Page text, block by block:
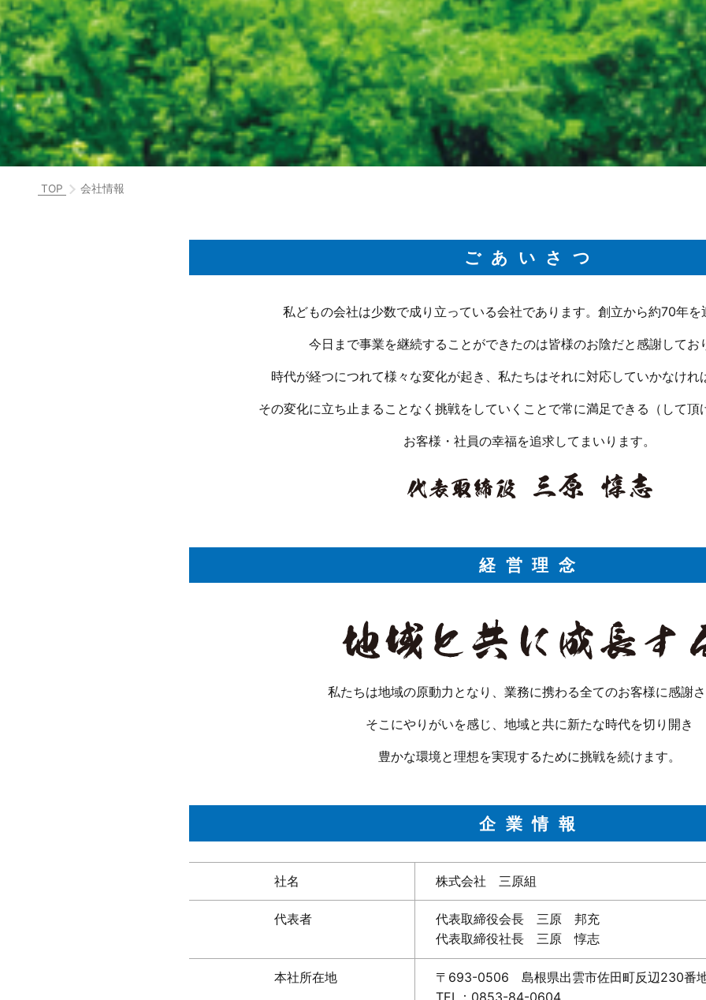
TOP 会社情報
ごあいさつ
私どもの会社は少数で成り立っている会社であります。創立から約70年を
今日まで事業を継続することができたのは皆様のお陰だと感謝してお
時代が経つにつれて様々な変化が起き、私たちはそれに対応していかなけれ
その変化に立ち止まることなく挑戦をしていくことで常に満足できる（して頂
お客様・社員の幸福を追求してまいります。
経営理念
私たちは地域の原動力となり、業務に携わる全てのお客様に感謝さ
そこにやりがいを感じ、地域と共に新たな時代を切り開き
豊かな環境と理想を実現するために挑戦を続けます。
企業情報
社名 株式会社 三原組
代表者
代表取締役会長 三原 邦充
代表取締役社長 三原 惇志
本社所在地
〒693-0506 島根県出雲市佐田町反辺230番
TEL：0853-84-0604